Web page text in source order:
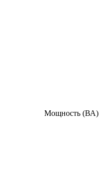
Мощность (ВА)